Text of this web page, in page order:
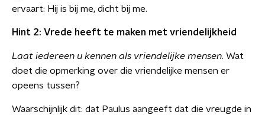
ervaart: Hij is bij me, dicht bij me.
Hint 2: Vrede heeft te maken met vriendelijkheid
Laat iedereen u kennen als vriendelijke mensen. Wat
doet die opmerking over die vriendelijke mensen er
opeens tussen?
Waarschijnlijk dit: dat Paulus aangeeft dat die vreugde in